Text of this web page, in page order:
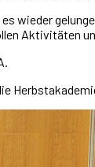
wieder
Aktivitäten